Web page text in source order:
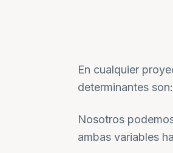
En cualquier
determinantes son:
Nosotros
ambas variables